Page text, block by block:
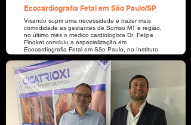
Ecocardiografia Fetal em São Paulo/SP
Visando suprir uma necessidade e trazer mais
comodidade as gestantes de Sorriso MT e região,
no último mês o médico cardiologista Dr. Felipe
Finoket concluiu a especialização em
Ecocardiografia Fetal em São Paulo, no Instituto
Lílian Lopes / Ecokid. Recebeu pelas mãos da Dra.
Lílian, que é um dos principais expoentes nacional
e internacional da modalidade, tendo se
especializado nos Estados Unidos e sendo a
pioneira na realização do exame no Brasil desde
1987. Os atendimentos estão sendo realizados no
CDI do Hospital 13 de Maio.